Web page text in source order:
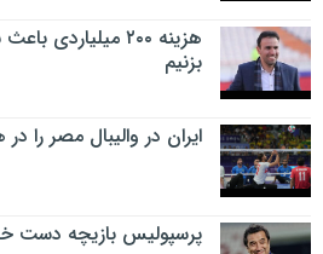
هزینه ۲۰۰
بزنیم
ایران در والیبال مصر را
پرسپولیس بازیچه دست